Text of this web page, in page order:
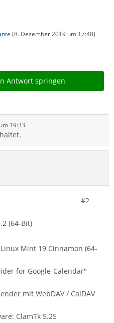
(8. Dezember 2019 um 17:48)
Antwort springen
19:33
#2
(64-Bit)
Mint 19 Cinnamon (64-
for Google-Calendar"
mit WebDAV / CalDAV
ClamTk 5.25